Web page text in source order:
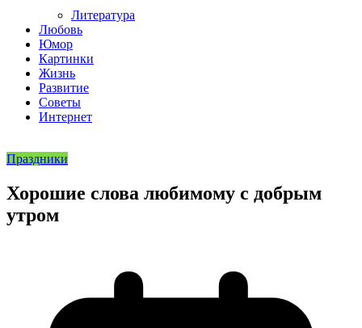
Литература
Любовь
Юмор
Картинки
Жизнь
Развитие
Советы
Интернет
Праздники
Хорошие слова любимому с добрым
утром